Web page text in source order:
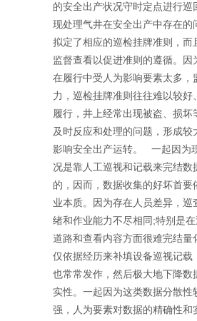
的安全出产状况守时定点进行巡
现处理气井在安全出产中存在
拟定了相应的巡检挂牌准则，而
监督查看以促进准则的遵循。因
在履行中受人为影响要素太多，
力，巡检挂牌准则往往难以较好
履行，井上经常出现被盗、损坏
及时反应和处理的问题，形成较
影响安全出产运转。 一起因为
况是靠人工巡视和记载来完结数
的，因而，数据收集的好坏首要
业本质。因为存在人员差异，巡
绪和作业能力不尽相同;特别是
道路和查看内容方面很难完结量
仅依据经历来补填设备巡视记载
也常常发作，然后极大地下降数
实性。一起因为这类数据分散性
强，人为要素对数据的精确性和